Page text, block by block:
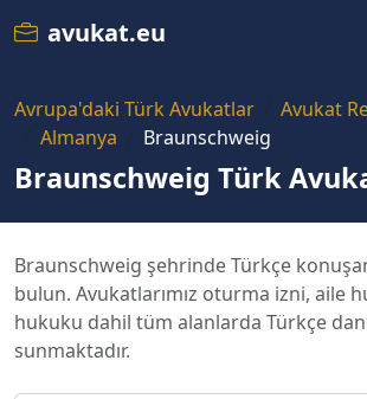
avukat.eu
Avrupa'daki Türk Avukatlar
Avukat
Almanya
Braunschweig
Braunschweig Türk
Braunschweig şehrinde Türkçe
bulun. Avukatlarımız oturma izni, aile
hukuku dahil tüm alanlarda Türkçe
sunmaktadır.